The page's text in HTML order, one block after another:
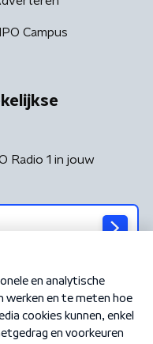
Campus
Radio 1 in jouw